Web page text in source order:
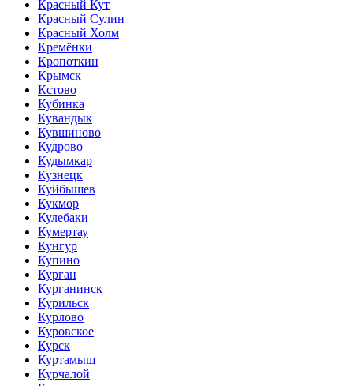
Красный Кут
Красный Сулин
Красный Холм
Кремёнки
Кропоткин
Крымск
Кстово
Кубинка
Кувандык
Кувшиново
Кудрово
Кудымкар
Кузнецк
Куйбышев
Кукмор
Кулебаки
Кумертау
Кунгур
Купино
Курган
Курганинск
Курильск
Курлово
Куровское
Курск
Куртамыш
Курчалой